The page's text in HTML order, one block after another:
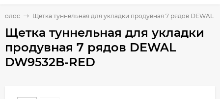
волос Щетка туннельная для укладки продувная 7 рядов DEWAL
Щетка туннельная для укладки
продувная 7 рядов DEWAL
DW9532B-RED